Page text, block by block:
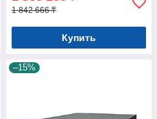
1 842 666 ₸
Купить
–15%